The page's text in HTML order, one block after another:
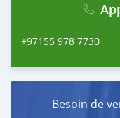
+97155 978 7730
Besoin de